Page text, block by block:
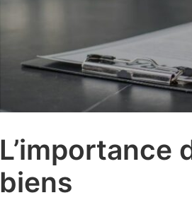
L’importance
biens